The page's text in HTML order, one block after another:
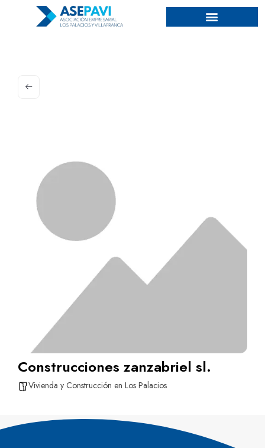
Construcciones zanzabriel sl.
Vivienda y Construcción en Los Palacios